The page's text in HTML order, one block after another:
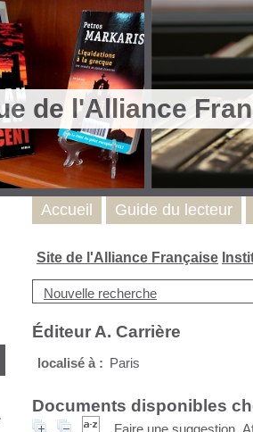
de l'Alliance
Site de l'Alliance Française
Nouvelle recherche
Éditeur A. Carrière
localisé à : Paris
Documents disponibles
Accueil Guide du lecteur